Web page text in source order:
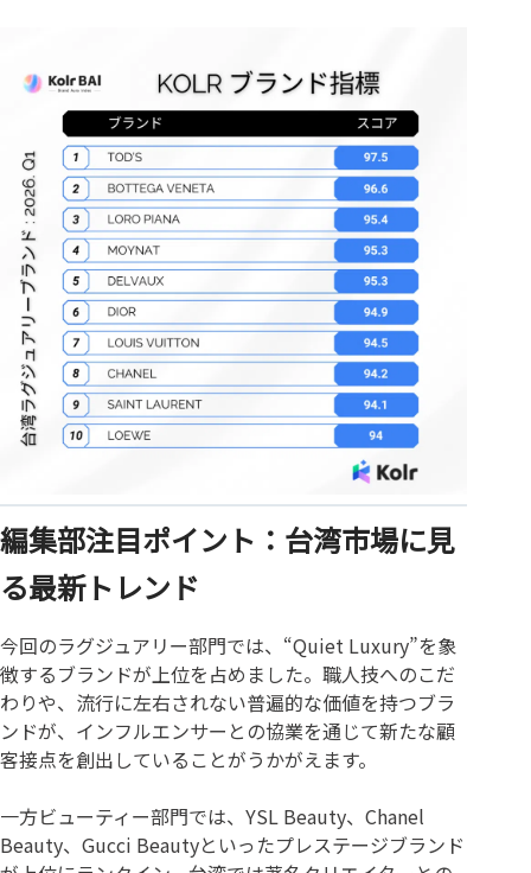
編集部注目ポイント：台湾市場に見
る最新トレンド
今回のラグジュアリー部門では、“Quiet Luxury”を象
徴するブランドが上位を占めました。職人技へのこだ
わりや、流行に左右されない普遍的な価値を持つブラ
ンドが、インフルエンサーとの協業を通じて新たな顧
客接点を創出していることがうかがえます。
一方ビューティー部門では、YSL Beauty、Chanel
Beauty、Gucci Beautyといったプレステージブランド